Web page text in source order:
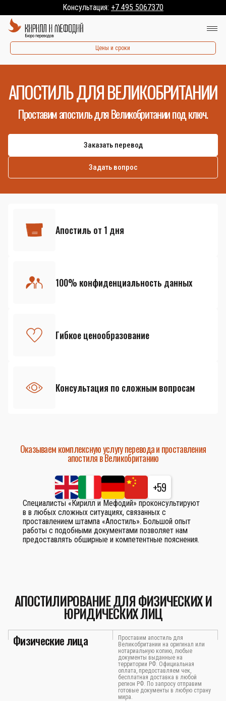
Консультация: +7 495 5067370
Цены и сроки
АПОСТИЛЬ ДЛЯ ВЕЛИКОБРИТАНИИ
Проставим апостиль для Великобритании под ключ.
Заказать перевод
Задать вопрос
Апостиль от 1 дня
100% конфиденциальность данных
Гибкое ценообразование
Консультация по сложным вопросам
Оказываем комплексную услугу перевода и проставления
апостиля в Великобританию
+59
Специалисты «Кирилл и Мефодий» проконсультируют
в в любых сложных ситуациях, связанных с
проставлением штампа «Апостиль». Большой опыт
работы с подобными документами позволяет нам
предоставлять обширные и компетентные пояснения.
АПОСТИЛИРОВАНИЕ ДЛЯ ФИЗИЧЕСКИХ И
ЮРИДИЧЕСКИХ ЛИЦ
Физические лица
Проставим апостиль для
Великобритании на оригинал или
нотариальную копию, любые
документы выданные на
территории РФ. Официальная
оплата, предоставляем чек,
бесплатная доставка в любой
регион РФ. По запросу отправим
готовые документы в любую страну
мира.